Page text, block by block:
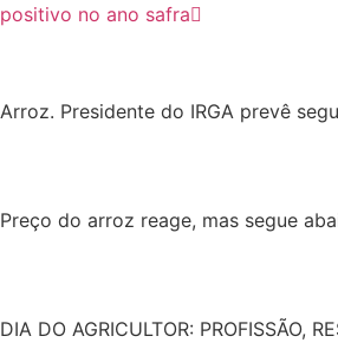
positivo no ano safra
Arroz. Presidente do IRGA prevê
Preço do arroz reage, mas segue
DIA DO AGRICULTOR: PROFISSÃO,